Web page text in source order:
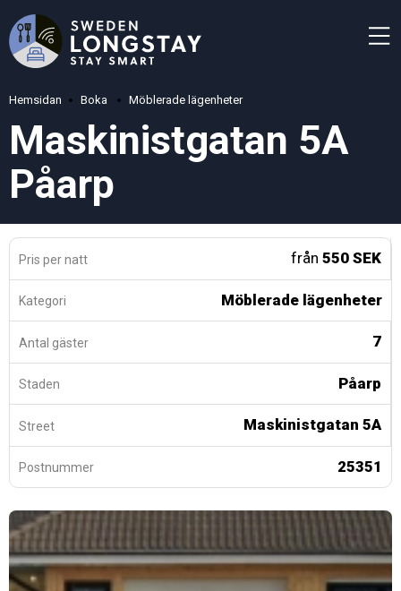
Hemsidan Boka Möblerade lägenheter
Maskinistgatan 5A
Påarp
Pris per natt från 550 SEK
Kategori Möblerade lägenheter
Antal gäster 7
Staden Påarp
Street Maskinistgatan 5A
Postnummer 25351